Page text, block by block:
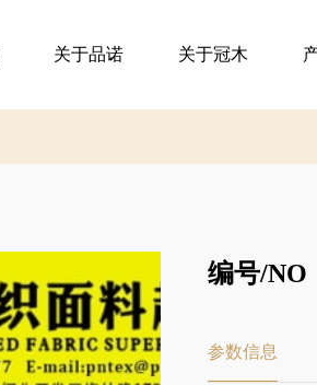
关于品诺 关于冠木
编号/NO
参数信息